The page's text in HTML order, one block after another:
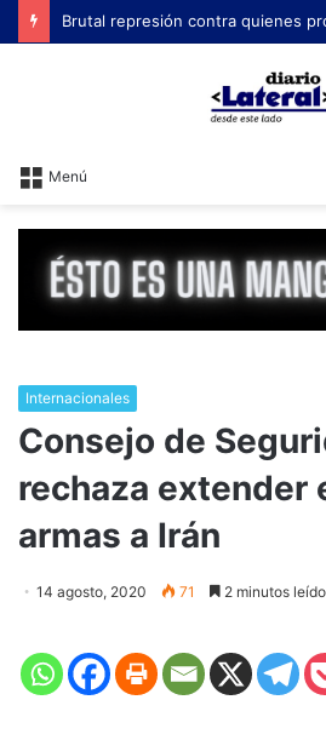
Menú
Internacionales
Consejo de
rechaza extender
armas a Irán
14 agosto, 2020 71 2 minutos